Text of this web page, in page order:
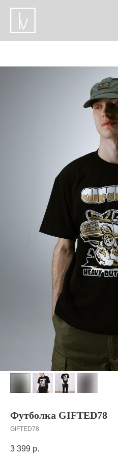
Футболка GIFTED78
GIFTED78
3 399 р.